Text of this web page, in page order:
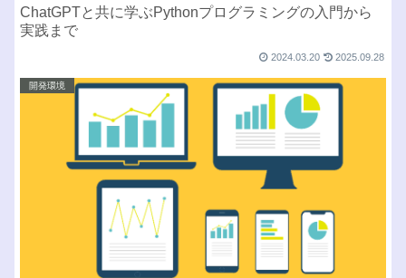
ChatGPTと共に学ぶPythonプログラミングの入門から
実践まで
2024.03.20 2025.09.28
開発環境